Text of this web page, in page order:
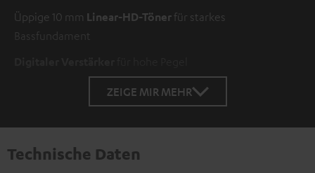
Üppige 10 mm Linear-HD-Töner für starkes
Bassfundament
ZEIGE MIR MEHR
Technische Daten